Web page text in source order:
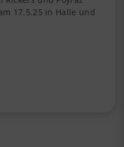
17.5.25 in Halle und